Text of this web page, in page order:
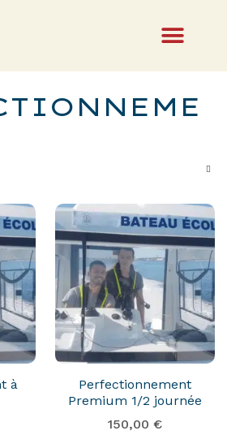
à
Perfectionnement
Premium 1/2 journée
150,00 €